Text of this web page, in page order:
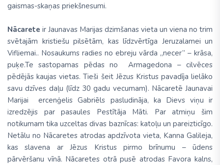
gaismas-skaņas priekšnesumi.
Nācarete ir Jaunavas Marijas dzimšanas vieta un viena no trim
svētajām kristiešu pilsētām, kas līdzvērtīga Jeruzalamei un
Vifliemai.. Nosaukums radies no ebreju vārda „necer” – krāsa,
puķe.Te sastopamas pēdas no Armagedona – cilvēces
pēdējās kaujas vietas. Tieši šeit Jēzus Kristus pavadīja lielāko
savu dzīves daļu (līdz 30 gadu vecumam). Nācaretē Jaunavai
Marijai ercenģelis Gabriēls pasludināja, ka Dievs viņu ir
izredzējis par pasaules Pestītāja Māti. Par atmiņu šim
notikumam tika uzceltas divas baznīcas: katoļu un pareizticīgo.
Netālu no Nācaretes atrodas apdzīvota vieta, Kanna Galileja,
kas slavena ar Jēzus Kristus pirmo brīnumu – ūdens
pārvēršanu vīnā. Nācaretes otrā pusē atrodas Favora kalns,